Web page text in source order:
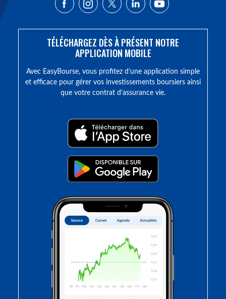
TÉLÉCHARGEZ DÈS À PRÉSENT NOTRE
APPLICATION MOBILE
Avec EasyBourse, vous profitez d’une application simple
et efficace pour gérer vos investissements boursiers ainsi
que votre contrat d’assurance vie.